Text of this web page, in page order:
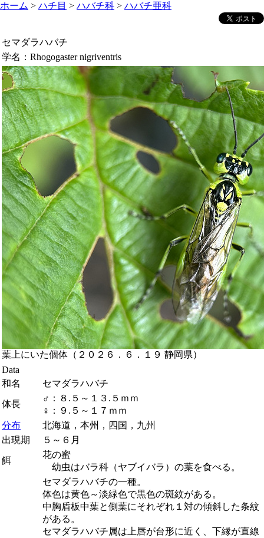
ホーム > ハチ目 > ハバチ科 > ハバチ亜科
セマダラハバチ
学名： Rhogogaster nigriventris
葉上にいた個体（２０２６．６．１９ 静岡県）
Data
和名
セマダラハバチ
体長
♂：８.５～１３.５ｍｍ
♀：９.５～１７ｍｍ
分布
北海道，本州，四国，九州
出現期
５～６月
餌
花の蜜
幼虫はバラ科（ヤブイバラ）の葉を食べる。
セマダラハバチの一種。
体色は黄色～淡緑色で黒色の斑紋がある。
中胸盾板中葉と側葉にそれぞれ１対の傾斜した条紋
がある。
セマダラハバチ属は上唇が台形に近く、下縁が直線